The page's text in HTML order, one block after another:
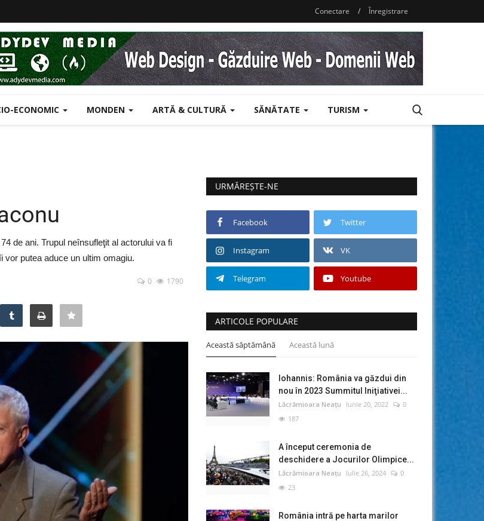
Conectare / Înregistrare
ECONOMIC MONDEN ARTĂ & CULTURĂ SĂNĂTATE TURISM
de ani. Trupul neînsufleţit al actorului va fi
vor putea aduce un ultim omagiu.
0 1790
URMĂREȘTE-NE
Facebook Twitter
Instagram VK
Telegram Youtube
ARTICOLE POPULARE
Această săptămână Această lună
Iohannis: România va găzdui din
nou în 2023 Summitul Iniţiativei...
Lăcrămioara Neațu Iunie 20, 2022
0
187
A început ceremonia de
deschidere a Jocurilor Olimpice...
Lăcrămioara Neațu Iulie 26, 2024
0
23
România intră pe harta marilor